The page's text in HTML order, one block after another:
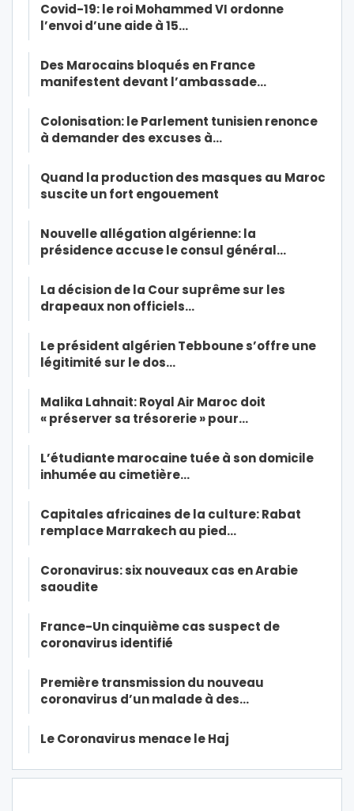
Covid-19: le roi Mohammed VI ordonne
l’envoi d’une aide à 15…
Des Marocains bloqués en France
manifestent devant l’ambassade…
Colonisation: le Parlement tunisien renonce
à demander des excuses à…
Quand la production des masques au Maroc
suscite un fort engouement
Nouvelle allégation algérienne: la
présidence accuse le consul général…
La décision de la Cour suprême sur les
drapeaux non officiels…
Le président algérien Tebboune s’offre une
légitimité sur le dos…
Malika Lahnait: Royal Air Maroc doit
« préserver sa trésorerie » pour…
L’étudiante marocaine tuée à son domicile
inhumée au cimetière…
Capitales africaines de la culture: Rabat
remplace Marrakech au pied…
Coronavirus: six nouveaux cas en Arabie
saoudite
France-Un cinquième cas suspect de
coronavirus identifié
Première transmission du nouveau
coronavirus d’un malade à des…
Le Coronavirus menace le Haj